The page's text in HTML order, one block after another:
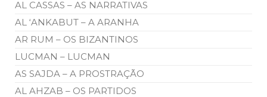
AL CASSAS – AS NARRATIVAS
AL ‘ANKABUT – A ARANHA
AR RUM – OS BIZANTINOS
LUCMAN – LUCMAN
AS SAJDA – A PROSTRAÇÃO
AL AHZAB – OS PARTIDOS